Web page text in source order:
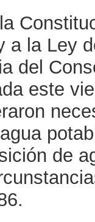
a la Ley
del
este
de